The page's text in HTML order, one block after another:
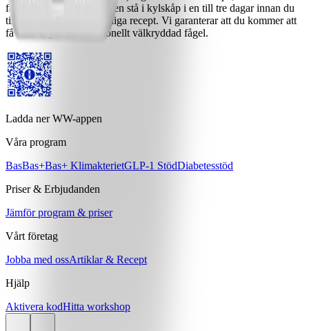
fågeln försiktigt och låt den stå i kylskåp i en till tre dagar innan du
tillagar den efter ditt vanliga recept. Vi garanterar att du kommer att
få en saftig och exceptionellt välkryddad fågel.
Ladda ner WW-appen
Våra program
BasBas+Bas+ KlimakterietGLP-1 StödDiabetesstöd
Priser & Erbjudanden
Jämför program & priser
Vårt företag
Jobba med ossArtiklar & Recept
Hjälp
Aktivera kodHitta workshop